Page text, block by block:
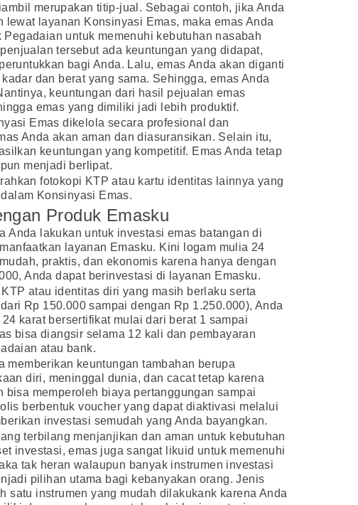
merupakan titip-jual. Sebagai contoh, jika Anda
lewat layanan Konsinyasi Emas, maka emas Anda
untuk memenuhi kebutuhan nasabah
tersebut ada keuntungan yang didapat,
bagi Anda. Lalu, emas Anda akan diganti
dan berat yang sama. Sehingga, emas Anda
keuntungan dari hasil pejualan emas
emas yang dimiliki jadi lebih produktif.
Emas dikelola secara profesional dan
Anda akan aman dan diasuransikan. Selain itu,
keuntungan yang kompetitif. Emas Anda tetap
menjadi berlipat.
fotokopi KTP atau kartu identitas lainnya yang
Konsinyasi Emas.
Produk Emasku
Anda lakukan untuk investasi emas batangan di
layanan Emasku. Kini logam mulia 24
praktis, dan ekonomis karena hanya dengan
Anda dapat berinvestasi di layanan Emasku.
atau identitas diri yang masih berlaku serta
Rp 150.000 sampai dengan Rp 1.250.000), Anda
karat bersertifikat mulai dari berat 1 sampai
bisa diangsir selama 12 kali dan pembayaran
atau bank.
memberikan keuntungan tambahan berupa
diri, meninggal dunia, dan cacat tetap karena
bisa memperoleh biaya pertanggungan sampai
berbentuk voucher yang dapat diaktivasi melalui
investasi semudah yang Anda bayangkan.
terbilang menjanjikan dan aman untuk kebutuhan
investasi, emas juga sangat likuid untuk memenuhi
tak heran walaupun banyak instrumen investasi
pilihan utama bagi kebanyakan orang. Jenis
satu instrumen yang mudah dilakukank karena Anda